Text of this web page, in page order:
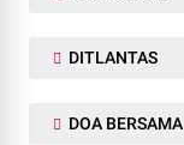
DITLANTAS
DOA BERSAMA